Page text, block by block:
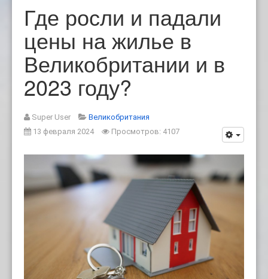
Где росли и падали
цены на жилье в
Великобритании и в
2023 году?
Super User
Великобритания
13 февраля 2024
Просмотров: 4107